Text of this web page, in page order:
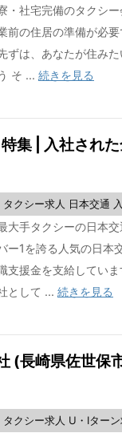
・社宅完備のタクシ
前の住居の準備が必
ずは、あなたが住み
そ ... 続きを見る
集 | 入社され
タクシー求人 日本交通
大手タクシーの日本
ー1を誇る人気の日本
支援金を支給してい
として ... 続きを見る
(長崎県佐世保
タクシー求人 U・Iター